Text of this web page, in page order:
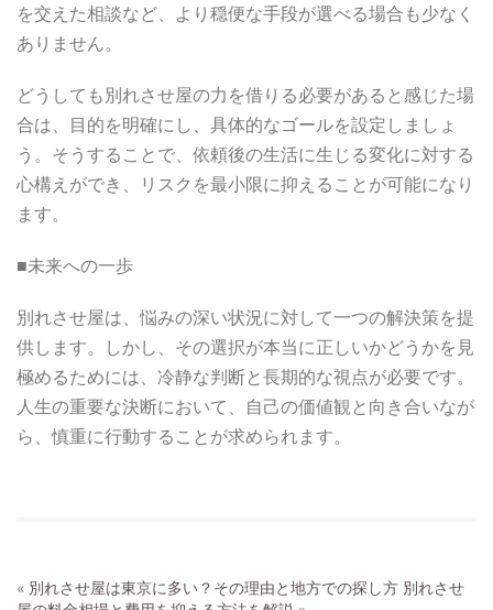
を交えた相談など、より穏便な手段が選べる場合も少なく
ありません。
どうしても別れさせ屋の力を借りる必要があると感じた場
合は、目的を明確にし、具体的なゴールを設定しましょ
う。そうすることで、依頼後の生活に生じる変化に対する
心構えができ、リスクを最小限に抑えることが可能になり
ます。
■未来への一歩
別れさせ屋は、悩みの深い状況に対して一つの解決策を提
供します。しかし、その選択が本当に正しいかどうかを見
極めるためには、冷静な判断と長期的な視点が必要です。
人生の重要な決断において、自己の価値観と向き合いなが
ら、慎重に行動することが求められます。
« 別れさせ屋は東京に多い？その理由と地方での探し方 別れさせ